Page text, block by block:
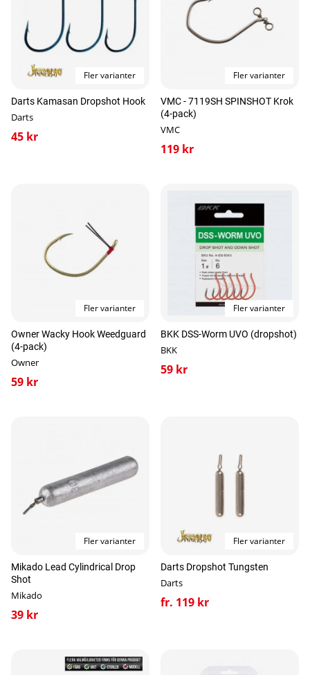
Fler varianter
Darts Kamasan Dropshot Hook
Darts
45 kr
Fler varianter
VMC - 7119SH SPINSHOT Krok
(4-pack)
VMC
119 kr
Fler varianter
Owner Wacky Hook Weedguard
(4-pack)
Owner
59 kr
Fler varianter
BKK DSS-Worm UVO (dropshot)
BKK
59 kr
Fler varianter
Mikado Lead Cylindrical Drop
Shot
Mikado
39 kr
Fler varianter
Darts Dropshot Tungsten
Darts
fr. 119 kr